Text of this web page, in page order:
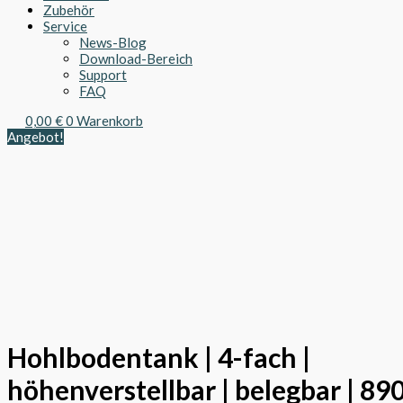
Zubehör
Service
News-Blog
Download-Bereich
Support
FAQ
0,00 €0 Warenkorb
Angebot!
Hohlbodentank | 4-fach |
höhenverstellbar | belegbar |